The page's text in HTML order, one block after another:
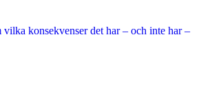
konsekvenser det har – och inte har –